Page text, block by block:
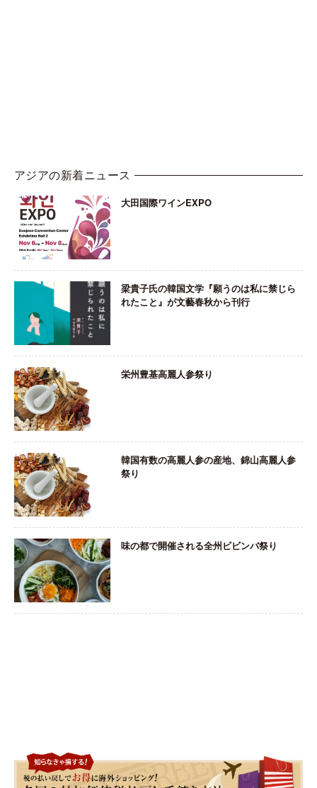
アジアの新着ニュース
大田国際ワインEXPO
梁貴子氏の韓国文学『願うのは私に禁じら
れたこと』が文藝春秋から刊行
栄州豊基高麗人参祭り
韓国有数の高麗人参の産地、錦山高麗人参
祭り
味の都で開催される全州ビビンバ祭り